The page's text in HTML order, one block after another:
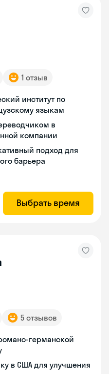
1 отзыв
институт по
языкам
в
компании
подход для
барьера
Выбрать время
5 отзывов
германской
в США для улучшения